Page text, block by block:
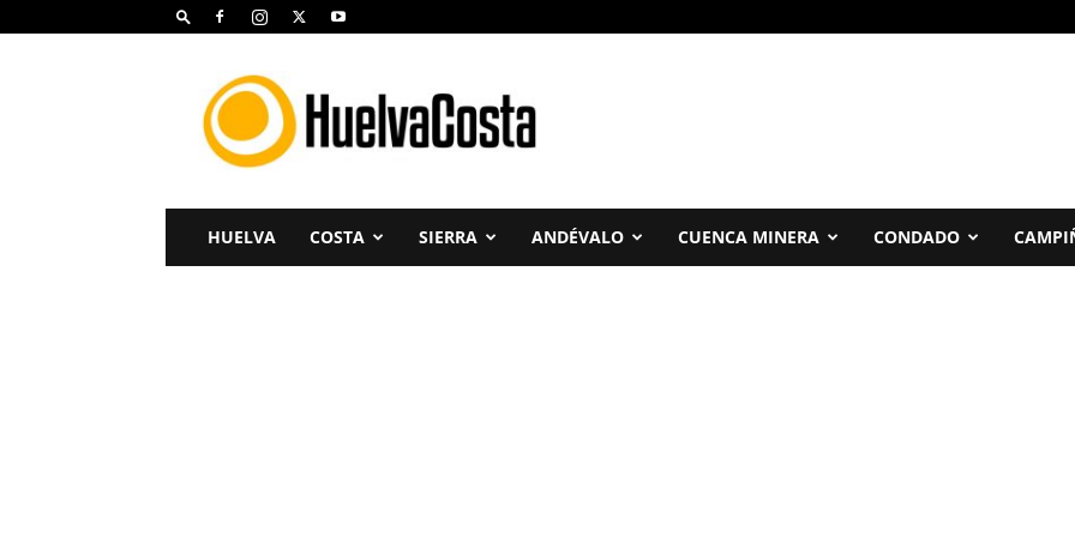
Huelva
Costa
HUELVA COSTA SIERRA ANDÉVALO CUENCA MINERA CONDADO